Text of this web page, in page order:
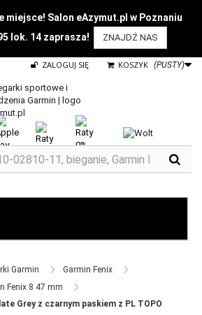
miejsce! Salon eAzymut.pl w Poznaniu
lok. 14 zaprasza!
ZNAJDŹ NAS
KOSZYK (PUSTY)
ZALOGUJ SIĘ
Garmin
Garmin Fenix ​
Fenix 8 47 mm
Grey z czarnym paskiem z PL TOPO